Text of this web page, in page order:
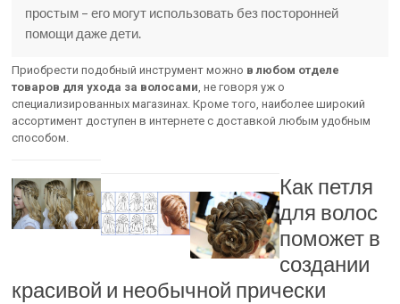
простым – его могут использовать без посторонней
помощи даже дети.
Приобрести подобный инструмент можно в любом отделе
товаров для ухода за волосами, не говоря уж о
специализированных магазинах. Кроме того, наиболее широкий
ассортимент доступен в интернете с доставкой любым удобным
способом.
Как петля
для волос
поможет в
создании
красивой и необычной прически